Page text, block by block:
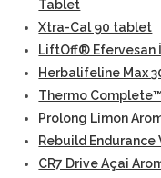
Tablet
Xtra-Cal 90 tablet
LiftOff® Efervesan
Herbalifeline Max
Thermo
Prolong Limon
Rebuild Endurance
CR7 Drive Açai